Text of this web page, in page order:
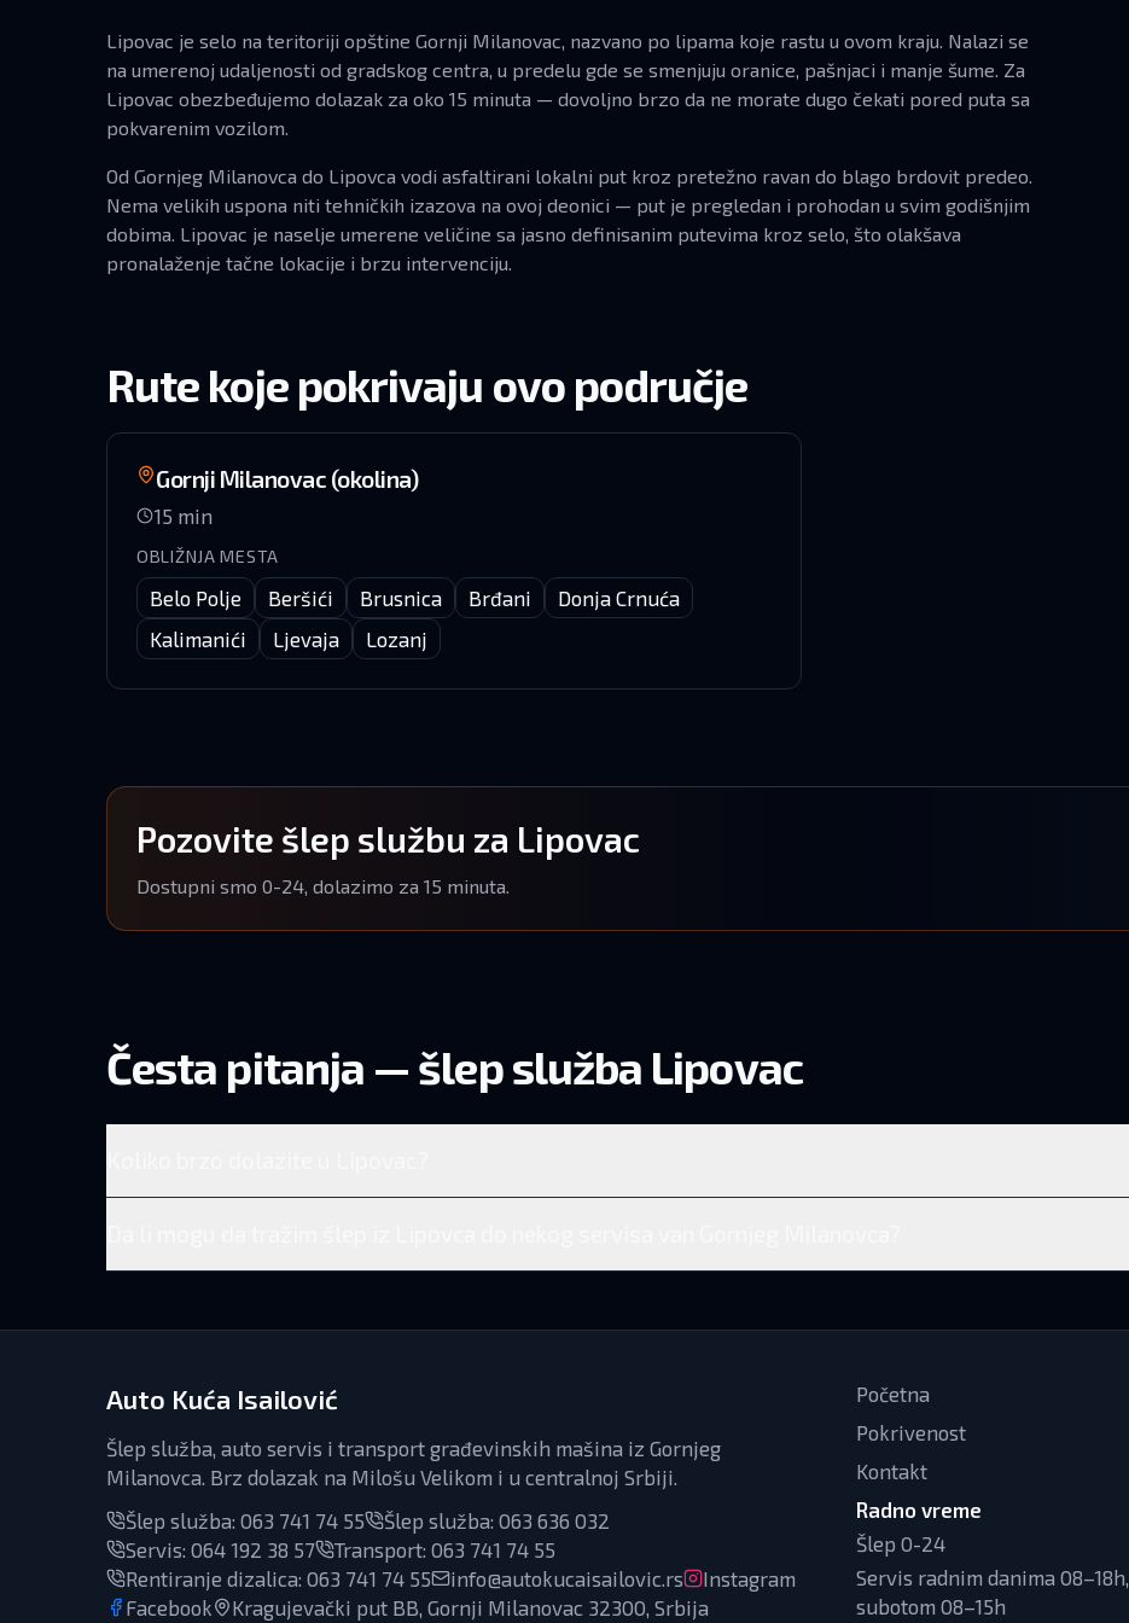
Lipovac je selo na teritoriji opštine Gornji Milanovac, nazvano po lipama koje rastu u ovom kraju. Nalazi se
na umerenoj udaljenosti od gradskog centra, u predelu gde se smenjuju oranice, pašnjaci i manje šume. Za
Lipovac obezbeđujemo dolazak za oko 15 minuta — dovoljno brzo da ne morate dugo čekati pored puta sa
pokvarenim vozilom.
Od Gornjeg Milanovca do Lipovca vodi asfaltirani lokalni put kroz pretežno ravan do blago brdovit predeo.
Nema velikih uspona niti tehničkih izazova na ovoj deonici — put je pregledan i prohodan u svim godišnjim
dobima. Lipovac je naselje umerene veličine sa jasno definisanim putevima kroz selo, što olakšava
pronalaženje tačne lokacije i brzu intervenciju.
Rute koje pokrivaju ovo područje
Gornji Milanovac (okolina)
15 min
OBLIŽNJA MESTA
Belo Polje Beršići Brusnica Brđani
Donja Crnuća
Kalimanići
Ljevaja Lozanj
Pozovite šlep službu za Lipovac
Dostupni smo 0-24, dolazimo za 15 minuta.
Česta pitanja — šlep služba Lipovac
Auto Kuća Isailović
Šlep služba, auto servis i transport građevinskih mašina iz Gornjeg
Milanovca. Brz dolazak na Milošu Velikom i u centralnoj Srbiji.
Šlep služba: 063 741 74 55 Šlep služba: 063 636 032
Servis: 064 192 38 57 Transport: 063 741 74 55
Rentiranje dizalica: 063 741 74 55 info@autokucaisailovic.rs
Instagram
Facebook
Kragujevački put BB, Gornji Milanovac 32300, Srbija
Početna
Pokrivenost
Kontakt
Radno vreme
Šlep 0-24
Servis radnim danima 08–18h,
subotom 08–15h